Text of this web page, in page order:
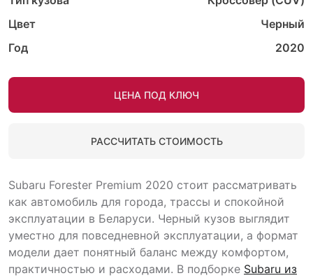
Цвет
Черный
Год
2020
ЦЕНА ПОД КЛЮЧ
РАССЧИТАТЬ СТОИМОСТЬ
Subaru Forester Premium 2020 стоит рассматривать
как автомобиль для города, трассы и спокойной
эксплуатации в Беларуси. Черный кузов выглядит
уместно для повседневной эксплуатации, а формат
модели дает понятный баланс между комфортом,
практичностью и расходами. В подборке Subaru из